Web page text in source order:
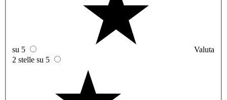
su 5
Valuta
2 stelle su 5